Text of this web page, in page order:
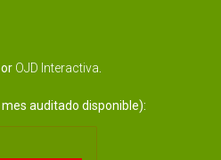
OJD Interactiva.
auditado disponible):